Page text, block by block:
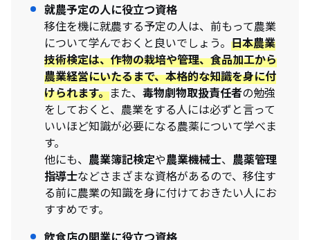
就農予定の人に役立つ資格
移住を機に就農する予定の人は、前もって農業
について学んでおくと良いでしょう。 日本農業
技術検定は、作物の栽培や管理、食品加工から
農業経営にいたるまで、本格的な知識を身に付
けられます。また、 毒物劇物取扱責任者の勉強
をしておくと、農業をする人には必ずと言って
いいほど知識が必要になる農薬について学べま
す。
他にも、 農業簿記検定や農業機械士、 農薬管理
指導士などさまざまな資格があるので、移住す
る前に農業の知識を身に付けておきたい人にお
すすめです。